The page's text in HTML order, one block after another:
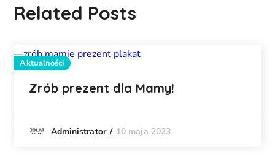
Related Posts
Aktualności
Zrób prezent dla Mamy!
Administrator 10 maja 2023